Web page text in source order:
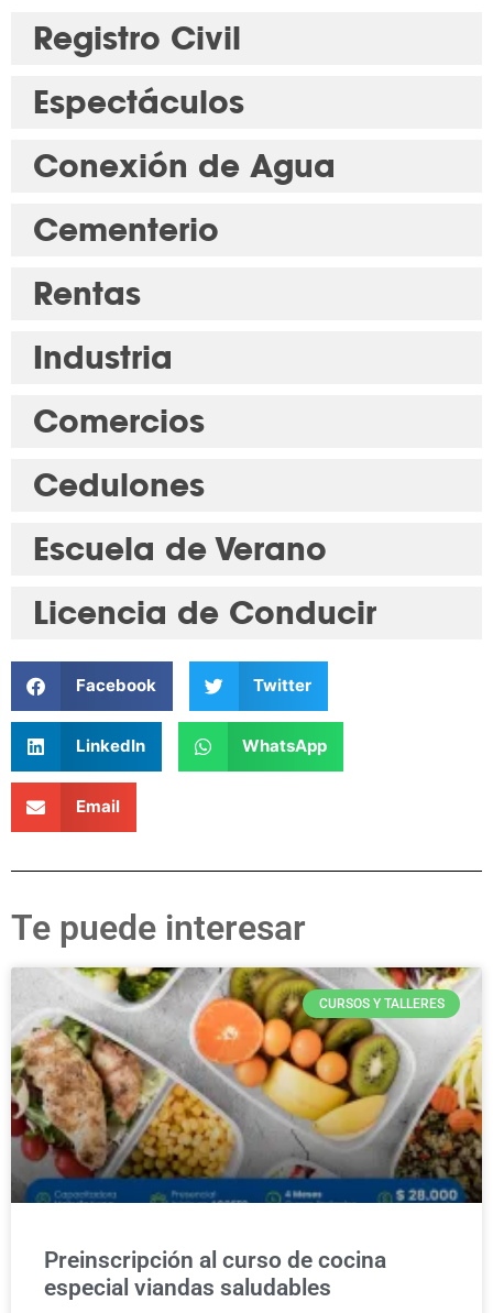
Registro Civil
Espectáculos
Conexión de Agua
Cementerio
Rentas
Industria
Comercios
Cedulones
Escuela de Verano
Licencia de Conducir
Facebook Twitter
LinkedIn WhatsApp
Email
Te puede interesar
CURSOS Y TALLERES
Preinscripción al curso de cocina
especial viandas saludables